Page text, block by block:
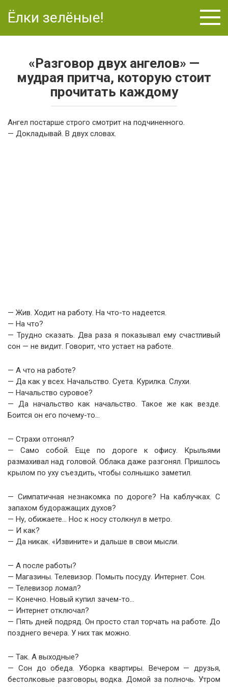
Ёлки зелёные!
«Разговор двух ангелов» —
мудрая притча, которую стоит
прочитать каждому
Ангел постарше строго смотрит на подчиненного.
— Докладывай. В двух словах.
— Жив. Ходит на работу. На что-то надеется.
— На что?
— Трудно сказать. Два раза я показывал ему счастливый
сон — не видит. Говорит, что устает на работе.
— А что на работе?
— Да как у всех. Начальство. Суета. Курилка. Слухи.
— Начальство суровое?
— Да начальство как начальство. Такое же как везде.
Боится он его почему-то…
— Страхи отгонял?
— Само собой. Еще по дороге к офису. Крыльями
размахивал над головой. Облака даже разгонял. Пришлось
крылом по уху съездить, чтобы солнышко заметил.
— Симпатичная незнакомка по дороге? На каблучках. С
запахом будоражащих духов?
— Ну, обижаете… Нос к носу столкнул в метро.
— И как?
— Да никак. «Извините» и дальше в свои мысли.
— А после работы?
— Магазины. Телевизор. Помыть посуду. Интернет. Сон.
— Телевизор ломал?
— Конечно. Новый купил зачем-то…
— Интернет отключал?
— Пять дней подряд. Он просто стал торчать на работе. До
позднего вечера. У них так можно.
— Так. А выходные?
— Сон до обеда. Уборка квартиры. Вечером — друзья,
бестолковые разговоры, водка. Домой за полночь. Утром